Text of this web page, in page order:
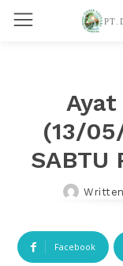
(13/
SABTU
Facebook